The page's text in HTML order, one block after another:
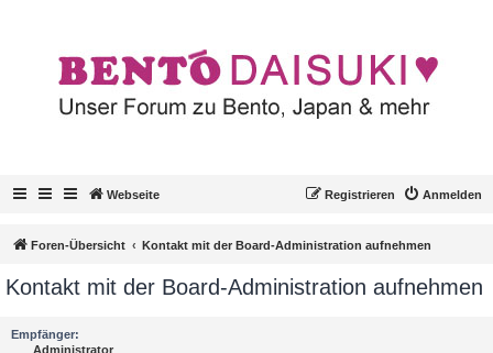
Webseite Anmelden
Registrieren
Foren-Übersicht Kontakt mit der Board-Administration aufnehmen
Kontakt mit der Board-Administration aufnehmen
Empfänger:
Administrator